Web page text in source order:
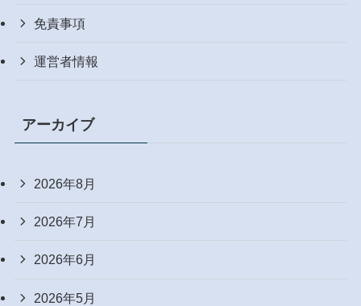
免責事項
運営者情報
アーカイブ
2026年8月
2026年7月
2026年6月
2026年5月